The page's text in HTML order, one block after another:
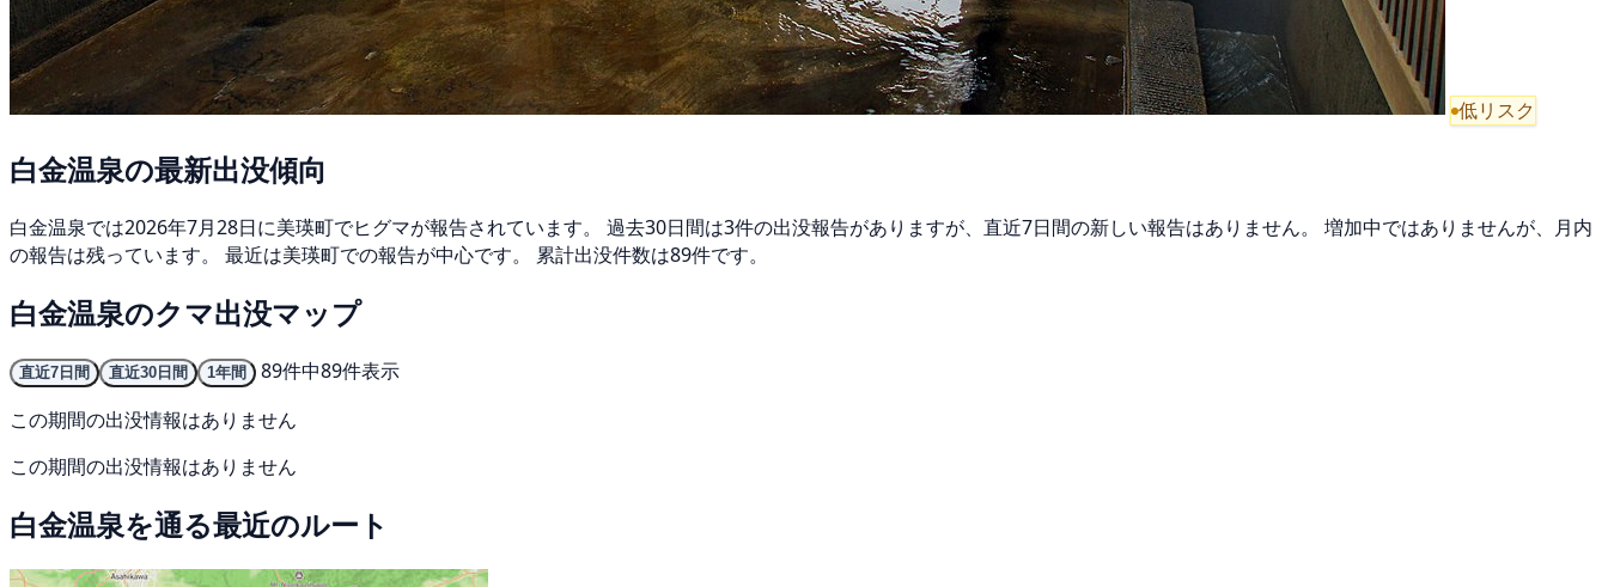
低リスク
白金温泉の最新出没傾向
白金温泉では2026年7月28日に美瑛町でヒグマが報告されています。 過去30日間は3件の出没報告がありますが、直近7日間の新しい報告はありません。 増加中ではありませんが、月内
の報告は残っています。 最近は美瑛町での報告が中心です。 累計出没件数は89件です。
白金温泉のクマ出没マップ
直近7日間 直近30日間 1年間
89件中89件表示
この期間の出没情報はありません
この期間の出没情報はありません
白金温泉を通る最近のルート